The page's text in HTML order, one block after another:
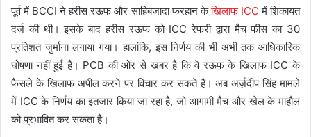
पूर्व में BCCI ने हरीस रऊफ और साहिबजादा फरहान केखिलाफ ICC में शिकायत
दर्ज की थी। इसके बाद हरीस रऊफ को ICC रेफरी द्वारा मैच फीस का 30
प्रतिशत जुर्माना लगाया गया। हालांकि, इस निर्णय की भी अभी तक आधिकारिक
घोषणा नहीं हुई है। PCB की ओर से खबर है कि वे रऊफ के खिलाफ ICC के
फैसले के खिलाफ अपील करने पर विचार कर सकते हैं। अब अर्ज़दीप सिंह मामले
में ICC के निर्णय का इंतजार किया जा रहा है, जो आगामी मैच और खेल के माहौल
को प्रभावित कर सकता है।